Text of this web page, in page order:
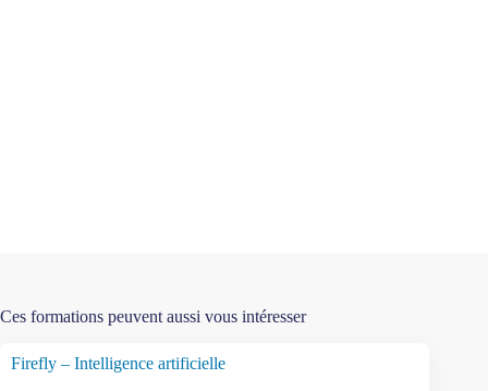
Ces formations peuvent aussi vous intéresser
Firefly – Intelligence artificielle